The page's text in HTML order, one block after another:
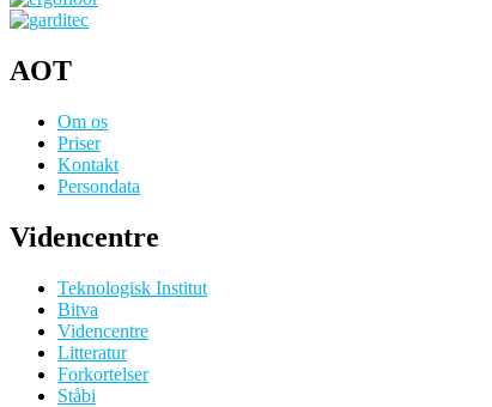
AOT
Om os
Priser
Kontakt
Persondata
Videncentre
Teknologisk Institut
Bitva
Videncentre
Litteratur
Forkortelser
Ståbi